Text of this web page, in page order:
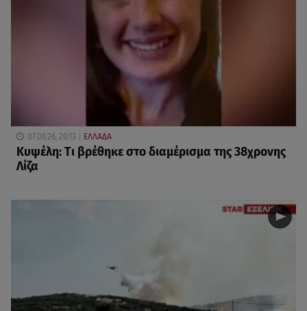
07.08.26, 20:13 ΕΛΛΑΔΑ
Κυψέλη: Tι βρέθηκε στο διαμέρισμα της 38χρονης
Λίζα